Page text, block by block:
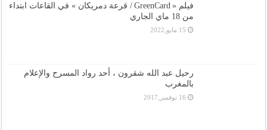
فيلم « GreenCard / قرعة دمريكان » في القاعات ابتداء
من 18 ماي الجاري
15 مايو,2022
رحيل عبد الله شقرون ، أحد رواد المسرح والإعلام
بالمغرب
16 نوفمبر,2017